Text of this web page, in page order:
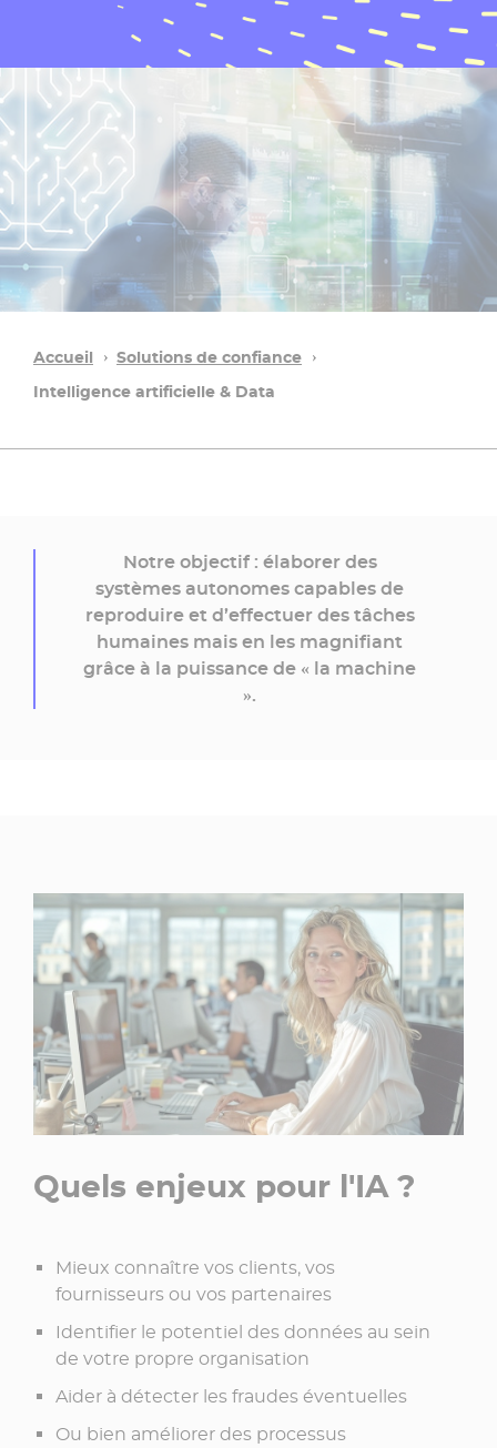
Accueil
Solutions de confiance
Intelligence artificielle & Data
Notre objectif : élaborer des
systèmes autonomes capables de
reproduire et d’effectuer des tâches
humaines mais en les magnifiant
grâce à la puissance de « la machine
».
Quels enjeux pour l'IA ?
Mieux connaître vos clients, vos
fournisseurs ou vos partenaires
Identifier le potentiel des données au sein
de votre propre organisation
Aider à détecter les fraudes éventuelles
Ou bien améliorer des processus